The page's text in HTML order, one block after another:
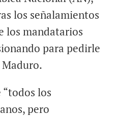
los señalamientos
los mandatarios
para pedirle
los
pero